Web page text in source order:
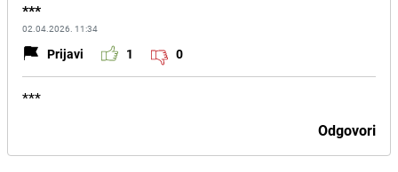
***
02.04.2026. 11:34
Prijavi 1 0
***
Odgovori